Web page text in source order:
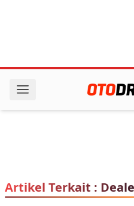
Artikel Terkait :